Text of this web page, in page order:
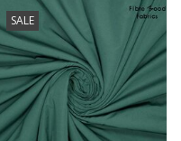
mood
SALE